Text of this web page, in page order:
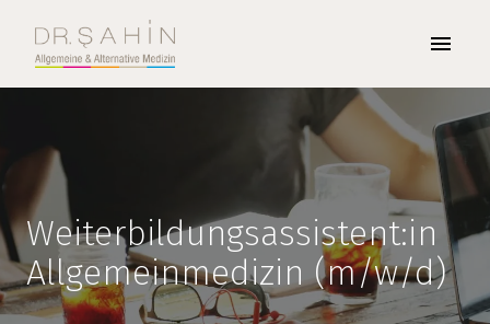
Inhalt
springen
Startseite
Weiterbildungsassistent:in
Allgemeinmedizin (m/w/d)